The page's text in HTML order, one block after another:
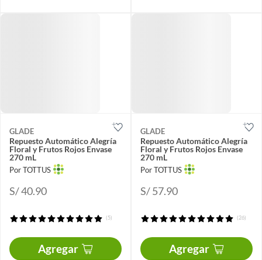
GLADE
Repuesto Automático Alegría
Floral y Frutos Rojos Envase
270 mL
Por TOTTUS
S/ 40.90
(5)
Agregar
GLADE
Repuesto Automático Alegría
Floral y Frutos Rojos Envase
270 mL
Por TOTTUS
S/ 57.90
(26)
Agregar